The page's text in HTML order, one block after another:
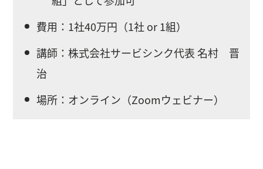
費用：1社40万円（1社 or 1組）
講師：株式会社サービシンク代表 名村 晋
治
場所：オンライン（Zoomウェビナー）